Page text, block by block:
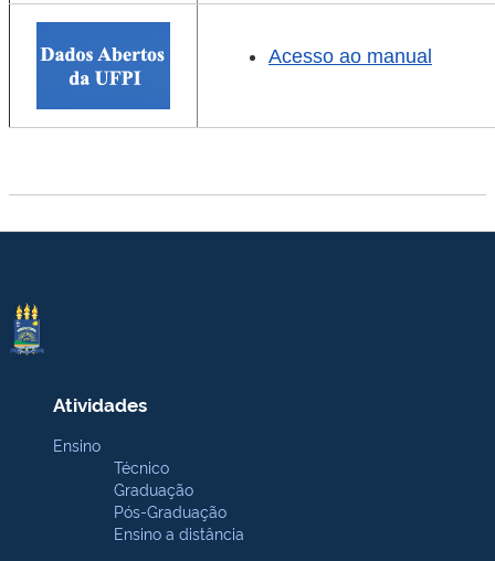
Acesso ao manual
Atividades
Ensino
Técnico
Graduação
Pós-Graduação
Ensino a distância